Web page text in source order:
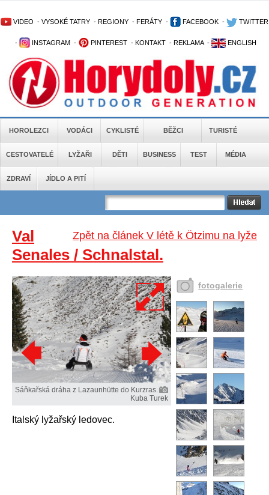
VIDEO - VYSOKÉ TATRY - REGIONY - FERÁTY - FACEBOOK - TWITTER
- INSTAGRAM - PINTEREST - KONTAKT - REKLAMA - ENGLISH
HOROLEZCI VODÁCI CYKLISTÉ BĚŽCI TURISTÉ
CESTOVATELÉ LYŽAŘI DĚTI BUSINESS TEST MÉDIA
ZDRAVÍ JÍDLO A PITÍ
Zpět na článek V létě k Ötzimu na lyže
Val
Senales / Schnalstal.
Sáňkařská dráha z Lazaunhütte do Kurzras.
Kuba Turek
Italský lyžařský ledovec.
fotogalerie